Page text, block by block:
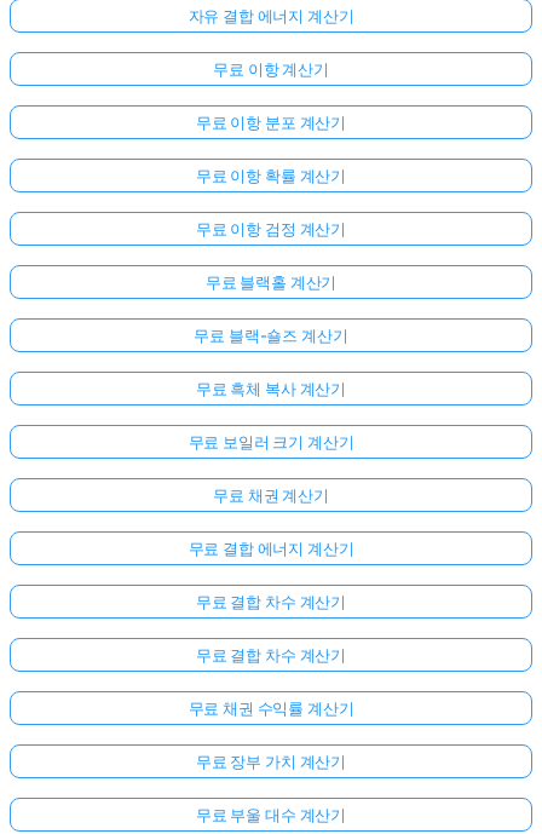
이
습
니
다
자유 결합 에너지 계산기
무료 이항 계산기
무료 이항 분포 계산기
무료 이항 확률 계산기
무료 이항 검정 계산기
무료 블랙홀 계산기
무료 블랙-숄즈 계산기
무료 흑체 복사 계산기
무료 보일러 크기 계산기
무료 채권 계산기
무료 결합 에너지 계산기
무료 결합 차수 계산기
무료 결합 차수 계산기
무료 채권 수익률 계산기
무료 장부 가치 계산기
무료 부울 대수 계산기